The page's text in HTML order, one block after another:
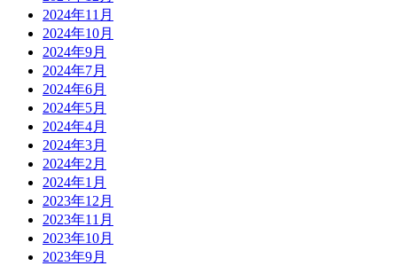
2024年11月
2024年10月
2024年9月
2024年7月
2024年6月
2024年5月
2024年4月
2024年3月
2024年2月
2024年1月
2023年12月
2023年11月
2023年10月
2023年9月